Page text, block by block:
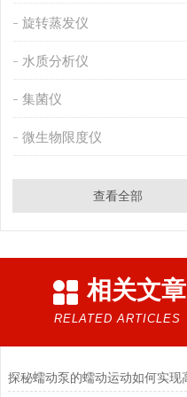
旋转蒸发仪
水质分析仪
集菌仪
微生物限度仪
查看全部
相关文章
RELATED ARTICLES